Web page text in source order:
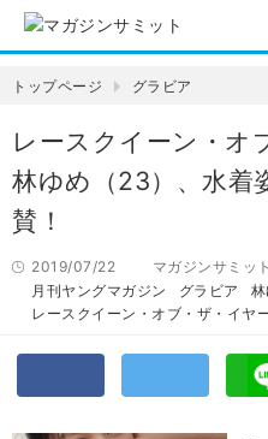
トップページ グラビア
レースクイーン・オ
林ゆめ（23）、水着
賛！
2019/07/22
マガジンサミッ
月刊ヤングマガジン
グラビア
レースクイーン・オブ・ザ・イヤ